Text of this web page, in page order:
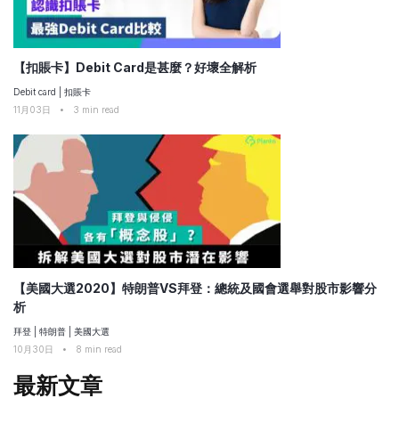
【扣賬卡】Debit Card是甚麼？好壞全解析
Debit card
扣賬卡
11月03日
• 3 min read
【美國大選2020】特朗普VS拜登：總統及國會選舉對股市影響分
析
拜登 特朗普
美國大選
10月30日
• 8 min read
最新文章